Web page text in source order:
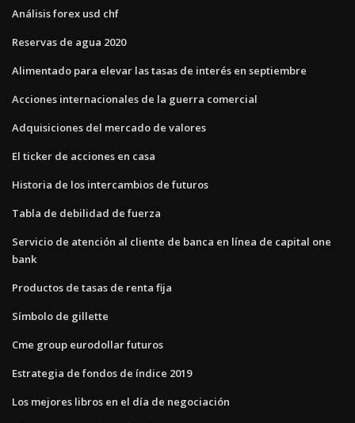
Análisis forex usd chf
Reservas de agua 2020
Alimentado para elevar las tasas de interés en septiembre
Acciones internacionales de la guerra comercial
Adquisiciones del mercado de valores
El ticker de acciones en casa
Historia de los intercambios de futuros
Tabla de debilidad de fuerza
Servicio de atención al cliente de banca en línea de capital one
bank
Productos de tasas de renta fija
Símbolo de gillette
Cme group eurodollar futuros
Estrategia de fondos de índice 2019
Los mejores libros en el día de negociación